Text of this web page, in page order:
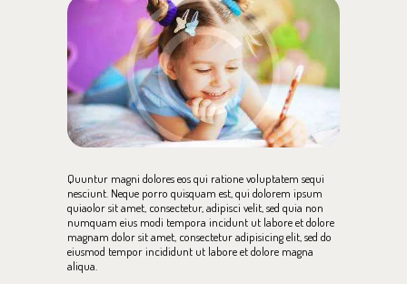
Quuntur magni dolores eos qui ratione voluptatem sequi
nesciunt. Neque porro quisquam est, qui dolorem ipsum
quiaolor sit amet, consectetur, adipisci velit, sed quia non
numquam eius modi tempora incidunt ut labore et dolore
magnam dolor sit amet, consectetur adipisicing elit, sed do
eiusmod tempor incididunt ut labore et dolore magna
aliqua.